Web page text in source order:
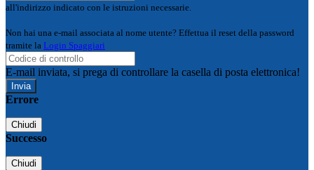
all'indirizzo indicato con le istruzioni necessarie.
Non hai una e-mail associata al nome utente? Effettua il reset della password
tramite la Login Spaggiari
E-mail inviata, si prega di controllare la casella di posta elettronica!
Errore
Chiudi
Successo
Chiudi